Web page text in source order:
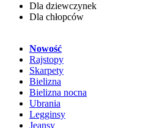
Dla dziewczynek
Dla chłopców
Nowość
Rajstopy
Skarpety
Bielizna
Bielizna nocna
Ubrania
Legginsy
Jeansy